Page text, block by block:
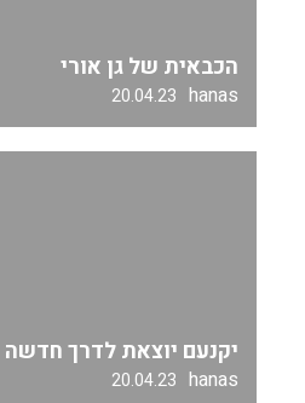
הכבאית של גן אורי
hanas
20.04.23
יקנעם יוצאת לדרך חדשה
hanas
20.04.23